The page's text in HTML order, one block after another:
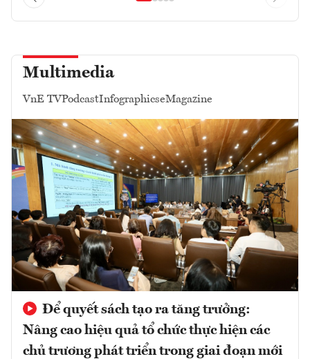
Multimedia
VnE TVPodcastInfographicseMagazine
Để quyết sách tạo ra tăng trưởng:
Nâng cao hiệu quả tổ chức thực hiện các
chủ trương phát triển trong giai đoạn mới